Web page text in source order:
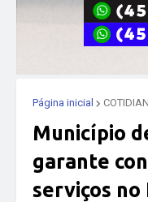
Página inicial
Município
garante
serviços no